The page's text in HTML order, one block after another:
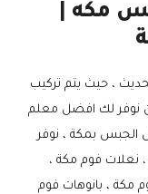
مكه |
، حيث يتم تركيب
نوفر لك افضل معلم
الجبس بمكة ، نوفر
نعلات فوم مكة ،
مكة ، بانوهات فوم